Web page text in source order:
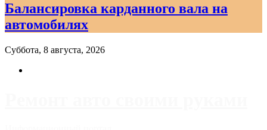
Балансировка карданного вала на
автомобилях
Суббота, 8 августа, 2026